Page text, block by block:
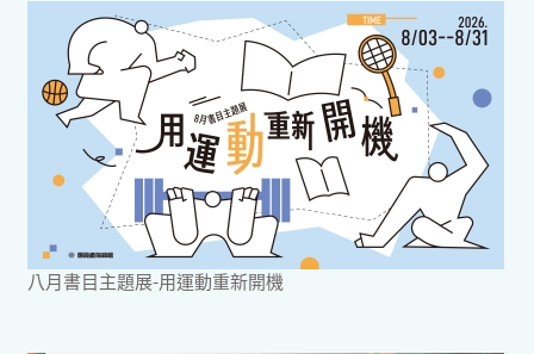
八月書目主題展-用運動重新開機